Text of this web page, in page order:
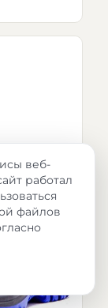
веб-
работал
файлов